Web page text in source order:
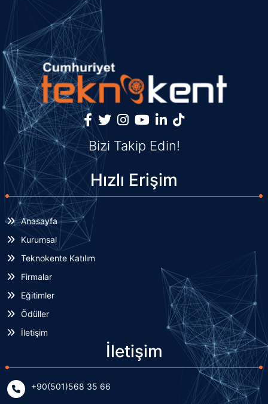
Bizi Takip Edin!
Hızlı Erişim
Anasayfa
Kurumsal
Teknokente Katılım
Firmalar
Eğitimler
Ödüller
İletişim
İletişim
+90(501)568 35 66